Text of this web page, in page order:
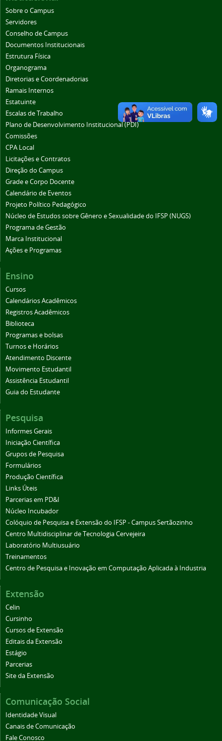
Sobre o Campus
Servidores
Conselho de Campus
Documentos Institucionais
Estrutura Física
Organograma
Diretorias e Coordenadorias
Ramais Internos
Estatuinte
Escalas de Trabalho
Plano de Desenvolvimento Institucional (PDI)
Comissões
CPA Local
Licitações e Contratos
Direção do Campus
Grade e Corpo Docente
Calendário de Eventos
Projeto Político Pedagógico
Núcleo de Estudos sobre Gênero e Sexualidade do IFSP (NUGS)
Programa de Gestão
Marca Institucional
Ações e Programas
Ensino
Cursos
Calendários Acadêmicos
Registros Acadêmicos
Biblioteca
Programas e bolsas
Turnos e Horários
Atendimento Discente
Movimento Estudantil
Assistência Estudantil
Guia do Estudante
Pesquisa
Informes Gerais
Iniciação Científica
Grupos de Pesquisa
Formulários
Produção Científica
Links Úteis
Parcerias em PD&I
Núcleo Incubador
Colóquio de Pesquisa e Extensão do IFSP - Campus Sertãozinho
Centro Multidisciplinar de Tecnologia Cervejeira
Laboratório Multiusuário
Treinamentos
Centro de Pesquisa e Inovação em Computação Aplicada à Industria
Extensão
Celin
Cursinho
Cursos de Extensão
Editais da Extensão
Estágio
Parcerias
Site da Extensão
Comunicação Social
Identidade Visual
Canais de Comunicação
Fale Conosco